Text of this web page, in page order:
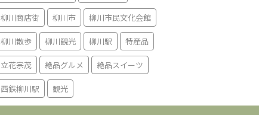
柳川商店街 柳川市 柳川市民文化会館
柳川散歩 柳川観光 柳川駅 特産品
立花宗茂 絶品グルメ 絶品スイーツ
西鉄柳川駅 観光